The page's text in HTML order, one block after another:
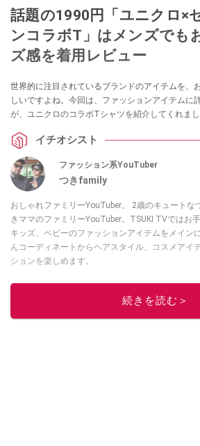
話題の1990円「ユニクロ×
ンコラボT」はメンズでも
ズ感を着用レビュー
世界的に注目されているブランドのアイテムを、
しいですよね。今回は、ファッションアイテムに
が、ユニクロのコラボTシャツを紹介してくれまし
イチオシスト
ファッション系YouTuber
つきfamily
おしゃれファミリーYouTuber。 2歳のキュートなつき局長と、つきパパ＆つ
きママのファミリーYouTuber。TSUKI TVではお
キッズ、ベビーのファッションアイテムをメイン
んコーディネートからヘアスタイル、コスメアイ
ションを楽しめます。
このイチオシ
続きを読む＞